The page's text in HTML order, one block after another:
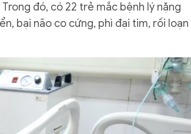
đó, có 22 trẻ mắc bệnh lý nặng
bại não co cứng, phì đại tim, rối loạn